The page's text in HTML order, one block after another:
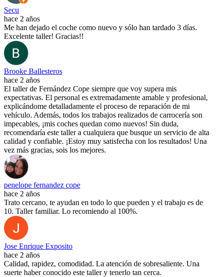
Secu
hace 2 años
Me han dejado el coche como nuevo y sólo han tardado 3 días.
Excelente taller! Gracias!!
Brooke Ballesteros
hace 2 años
El taller de Fernández Cope siempre que voy supera mis
expectativas. El personal es extremadamente amable y profesional,
explicándome detalladamente el proceso de reparación de mi
vehículo. Además, todos los trabajos realizados de carrocería son
impecables, ¡mis coches quedan como nuevos! Sin duda,
recomendaría este taller a cualquiera que busque un servicio de alta
calidad y confiable. ¡Estoy muy satisfecha con los resultados! Una
vez más gracias, sois los mejores.
penelope fernandez cope
hace 2 años
Trato cercano, te ayudan en todo lo que pueden y el trabajo es de
10. Taller familiar. Lo recomiendo al 100%.
Jose Enrique Exposito
hace 2 años
Calidad, rapidez, comodidad. La atención de sobresaliente. Una
suerte haber conocido este taller y tenerlo tan cerca.